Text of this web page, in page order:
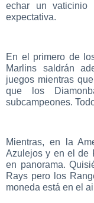
echar un
expectativa.
En el primero de
Marlins saldrán
juegos mientras
que los
subcampeones.
Mientras, en la
Azulejos y en el de
en panorama.
Rays pero los
moneda está en el